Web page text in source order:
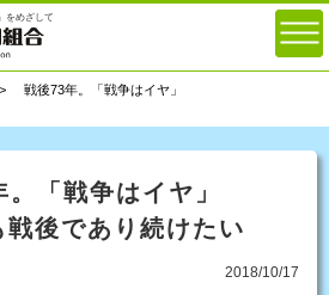
をめざして
戦後73年。「戦争はイヤ」
「戦争はイヤ」
戦後であり続けたい
2018/10/17